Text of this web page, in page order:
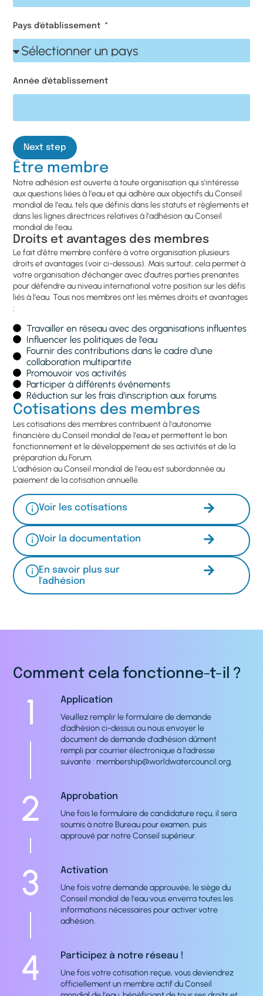
Être membre
Notre adhésion est ouverte à toute organisation qui s'intéresse
aux questions liées à l'eau et qui adhère aux objectifs du Conseil
mondial de l'eau, tels que définis dans les statuts et règlements et
dans les lignes directrices relatives à l'adhésion au Conseil
mondial de l'eau.
Droits et avantages des membres
Le fait d'être membre confère à votre organisation plusieurs
droits et avantages (voir ci-dessous). Mais surtout, cela permet à
votre organisation d'échanger avec d'autres parties prenantes
pour défendre au niveau international votre position sur les défis
liés à l'eau. Tous nos membres ont les mêmes droits et avantages
:
Travailler en réseau avec des organisations influentes
Influencer les politiques de l'eau
Fournir des contributions dans le cadre d'une
collaboration multipartite
Promouvoir vos activités
Participer à différents événements
Réduction sur les frais d'inscription aux forums
Cotisations des membres
Les cotisations des membres contribuent à l'autonomie
financière du Conseil mondial de l'eau et permettent le bon
fonctionnement et le développement de ses activités et de la
préparation du Forum.
L'adhésion au Conseil mondial de l'eau est subordonnée au
paiement de la cotisation annuelle.
Voir les cotisations
Voir la documentation
En savoir plus sur
l'adhésion
Pays d'établissement
Année d'établissement
Next step
Comment cela fonctionne-t-il ?
1
Application
Veuillez remplir le formulaire de demande
d'adhésion ci-dessus ou nous envoyer le
document de demande d'adhésion dûment
rempli par courrier électronique à l'adresse
suivante : membership@worldwatercouncil.org.
2
Approbation
Une fois le formulaire de candidature reçu, il sera
soumis à notre Bureau pour examen, puis
approuvé par notre Conseil supérieur.
3
Activation
Une fois votre demande approuvée, le siège du
Conseil mondial de l'eau vous enverra toutes les
informations nécessaires pour activer votre
adhésion.
4
Participez à notre réseau !
Une fois votre cotisation reçue, vous deviendrez
officiellement un membre actif du Conseil